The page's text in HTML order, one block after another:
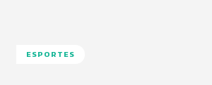
ESPORTES